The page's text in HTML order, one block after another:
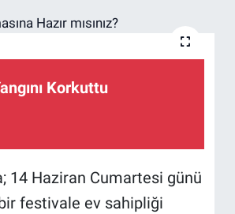
Korkuttu
14 Haziran Cumartesi günü
festivale ev sahipliği